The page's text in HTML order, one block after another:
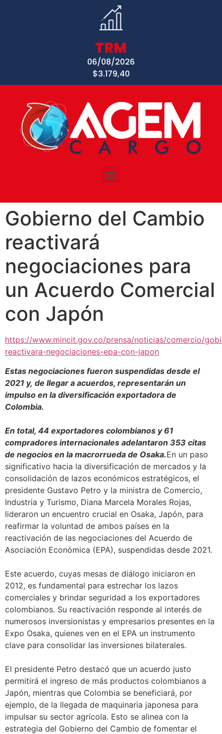
TRM
06/08/2026
$3.179,40
Gobierno del Cambio
reactivará
negociaciones para
un Acuerdo Comercial
con Japón
https://www.mincit.gov.co/prensa/noticias/comercio/
reactivara-negociaciones-epa-con-japon
Estas negociaciones fueron suspendidas desde el
2021 y, de llegar a acuerdos, representarán un
impulso en la diversificación exportadora de
Colombia.
En total, 44 exportadores colombianos y 61
compradores internacionales adelantaron 353 citas
de negocios en la macrorrueda de Osaka.En un paso
significativo hacia la diversificación de mercados y la
consolidación de lazos económicos estratégicos, el
presidente Gustavo Petro y la ministra de Comercio,
Industria y Turismo, Diana Marcela Morales Rojas,
lideraron un encuentro crucial en Osaka, Japón, para
reafirmar la voluntad de ambos países en la
reactivación de las negociaciones del Acuerdo de
Asociación Económica (EPA), suspendidas desde 2021.
Este acuerdo, cuyas mesas de diálogo iniciaron en
2012, es fundamental para estrechar los lazos
comerciales y brindar seguridad a los exportadores
colombianos. Su reactivación responde al interés de
numerosos inversionistas y empresarios presentes en la
Expo Osaka, quienes ven en el EPA un instrumento
clave para consolidar las inversiones bilaterales.
El presidente Petro destacó que un acuerdo justo
permitirá el ingreso de más productos colombianos a
Japón, mientras que Colombia se beneficiará, por
ejemplo, de la llegada de maquinaria japonesa para
impulsar su sector agrícola. Esto se alinea con la
estrategia del Gobierno del Cambio de fomentar el